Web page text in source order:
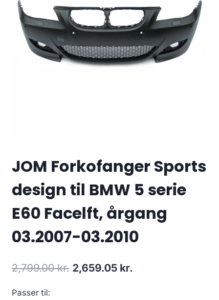
JOM Forkofanger Sports
design til BMW 5 serie
E60 Facelft, årgang
03.2007-03.2010
2,799.00kr. Den
2,659.05 kr.
Passer til: